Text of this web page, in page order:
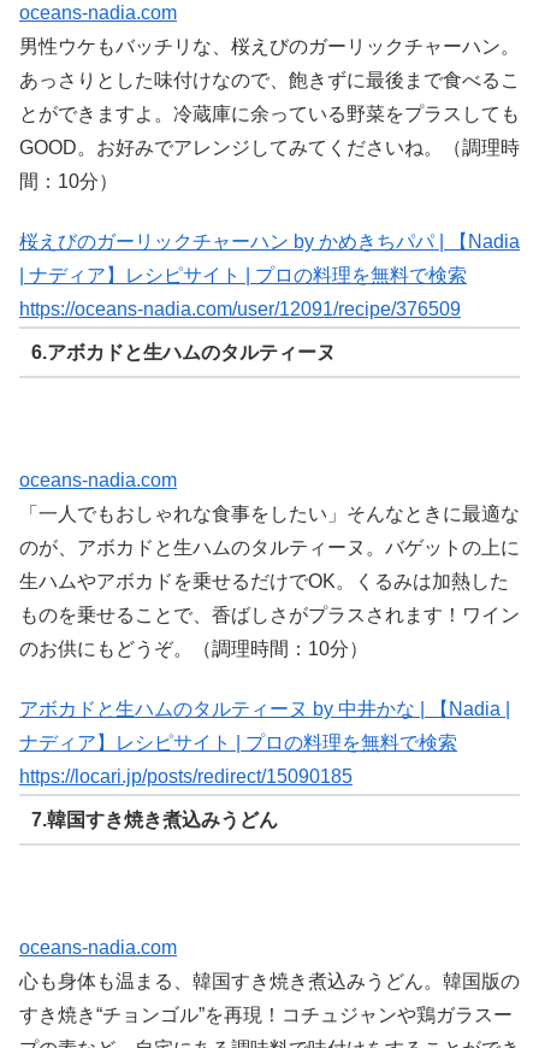
oceans-nadia.com
男性ウケもバッチリな、桜えびのガーリックチャーハン。
あっさりとした味付けなので、飽きずに最後まで食べるこ
とができますよ。冷蔵庫に余っている野菜をプラスしても
GOOD。お好みでアレンジしてみてくださいね。（調理時
間：10分）
桜えびのガーリックチャーハン by かめきちパパ | 【Nadia
| ナディア】レシピサイト | プロの料理を無料で検索
https://oceans-nadia.com/user/12091/recipe/376509
6.アボカドと生ハムのタルティーヌ
oceans-nadia.com
「一人でもおしゃれな食事をしたい」そんなときに最適な
のが、アボカドと生ハムのタルティーヌ。バゲットの上に
生ハムやアボカドを乗せるだけでOK。くるみは加熱した
ものを乗せることで、香ばしさがプラスされます！ワイン
のお供にもどうぞ。（調理時間：10分）
アボカドと生ハムのタルティーヌ by 中井かな | 【Nadia |
ナディア】レシピサイト | プロの料理を無料で検索
https://locari.jp/posts/redirect/15090185
7.韓国すき焼き煮込みうどん
oceans-nadia.com
心も身体も温まる、韓国すき焼き煮込みうどん。韓国版の
すき焼き“チョンゴル”を再現！コチュジャンや鶏ガラスー